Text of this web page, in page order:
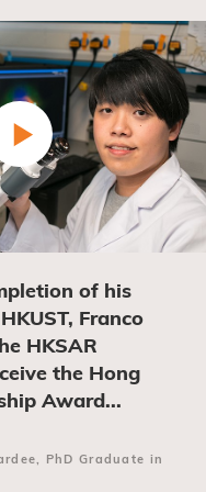
of his
Franco
HKSAR
the Hong
Award...
PhD Graduate in